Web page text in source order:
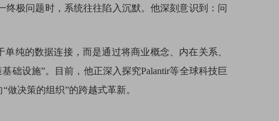
极问题时，系统往往陷入沉默。他深刻意识到：问
纯的数据连接，而是通过将商业概念、内在关系、
础设施”。目前，他正深入探究Palantir等全球科技巨
决策的组织”的跨越式革新。